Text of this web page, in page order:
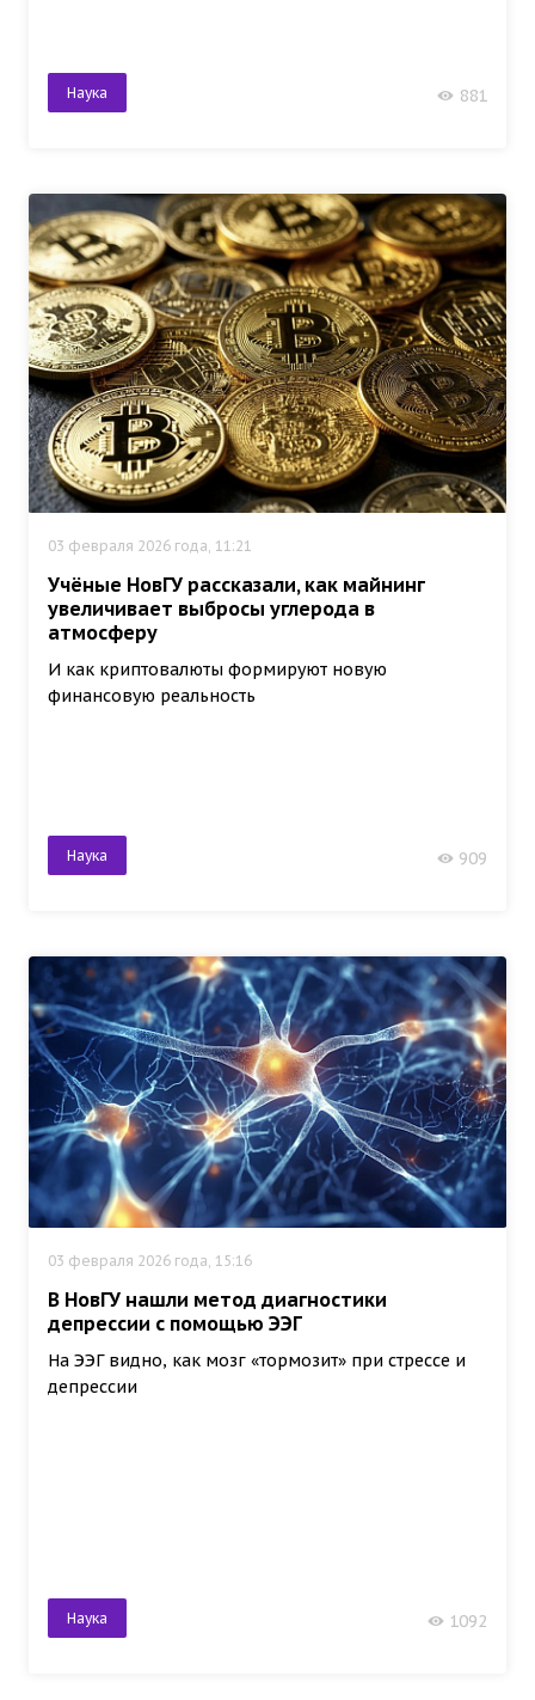
Наука 881
03 февраля 2026 года, 11:21
Учёные НовГУ рассказали, как майнинг
увеличивает выбросы углерода в
атмосферу
И как криптовалюты формируют новую
финансовую реальность
Наука 909
03 февраля 2026 года, 15:16
В НовГУ нашли метод диагностики
депрессии с помощью ЭЭГ
На ЭЭГ видно, как мозг «тормозит» при стрессе и
депрессии
Наука 1092